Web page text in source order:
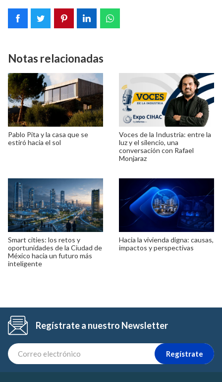
Notas relacionadas
Pablo Pita y la casa que se
estiró hacia el sol
Voces de la Industria: entre la
luz y el silencio, una
conversación con Rafael
Monjaraz
Smart cities: los retos y
oportunidades de la Ciudad de
México hacia un futuro más
inteligente
Hacia la vivienda digna: causas,
impactos y perspectivas
Regístrate a nuestro Newsletter
Regístrate